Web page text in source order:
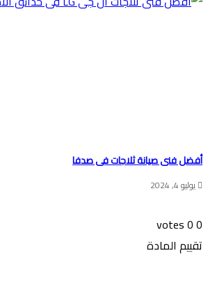
أفضل فنى صيانة ثلاجات فى صدفا
يوليو 4, 2024
0
0
votes
تقييم المادة